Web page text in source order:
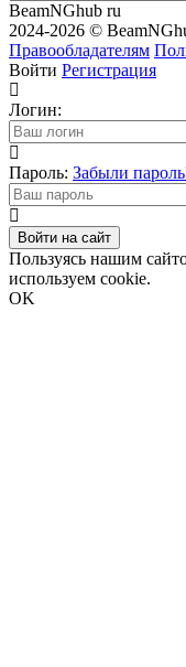
BeamNGhub ru
2024-2026 ©
Правообладателям
Войти Регистрация
Логин:
Пароль: Забыли
Войти на сайт
Пользуясь нашим
используем cookie.
OK